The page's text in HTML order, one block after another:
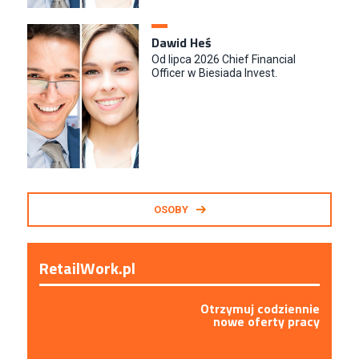
Puccini
Skarbimierzyce
Content Creator (m/k)
Medicine
Junior RPA Developer (k/m)
TERG S.A.
Dawid Heś
Od lipca 2026 Chief Financial
Officer w Biesiada Invest.
OSOBY
RetailWork.pl
Otrzymuj codziennie
nowe oferty pracy